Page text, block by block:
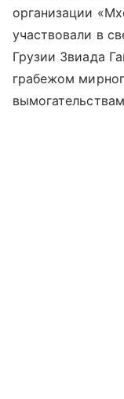
организации
участвовали в
Грузии Звиада
грабежом